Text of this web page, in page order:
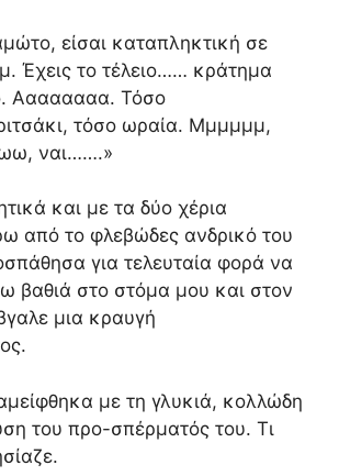
είσαι καταπληκτική σε
Έχεις το τέλειο…… κράτημα
Αααααααα. Τόσο
τόσο ωραία. Μμμμμμ,
ναι…….»
και με τα δύο χέρια
από το φλεβώδες ανδρικό του
για τελευταία φορά να
βαθιά στο στόμα μου και στον
μια κραυγή
με τη γλυκιά, κολλώδη
του προ-σπέρματός του. Τι